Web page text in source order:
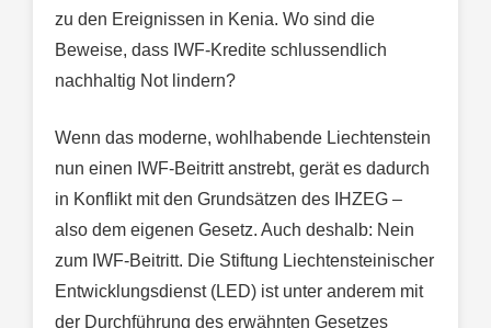
zu den Ereignissen in Kenia. Wo sind die
Beweise, dass IWF-Kredite schlussendlich
nachhaltig Not lindern?
Wenn das moderne, wohlhabende Liechtenstein
nun einen IWF-Beitritt anstrebt, gerät es dadurch
in Konflikt mit den Grundsätzen des IHZEG –
also dem eigenen Gesetz. Auch deshalb: Nein
zum IWF-Beitritt. Die Stiftung Liechtensteinischer
Entwicklungsdienst (LED) ist unter anderem mit
der Durchführung des erwähnten Gesetzes